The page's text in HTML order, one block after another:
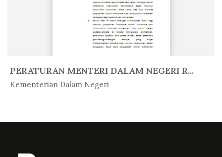
PERATURAN MENTERI DALAM NEGERI R...
Kementerian Dalam Negeri
In Peratur...